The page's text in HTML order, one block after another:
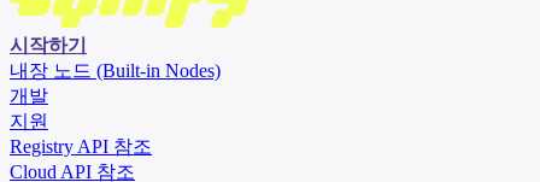
시작하기
내장 노드 (Built-in Nodes)
개발
지원
Registry API 참조
Cloud API 참조